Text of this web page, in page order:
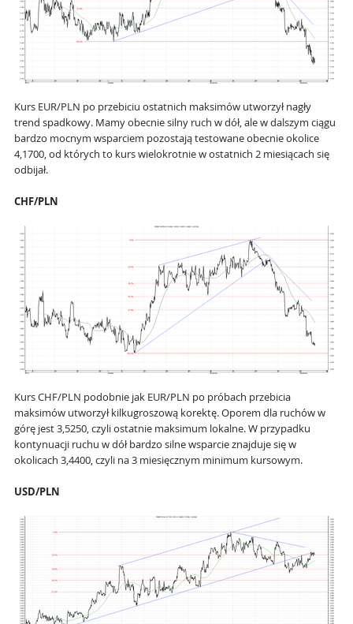
Kurs EUR/PLN po przebiciu ostatnich maksimów utworzył nagły
trend spadkowy. Mamy obecnie silny ruch w dół, ale w dalszym ciągu
bardzo mocnym wsparciem pozostają testowane obecnie okolice
4,1700, od których to kurs wielokrotnie w ostatnich 2 miesiącach się
odbijał.
CHF/PLN
Kurs CHF/PLN podobnie jak EUR/PLN po próbach przebicia
maksimów utworzył kilkugroszową korektę. Oporem dla ruchów w
górę jest 3,5250, czyli ostatnie maksimum lokalne. W przypadku
kontynuacji ruchu w dół bardzo silne wsparcie znajduje się w
okolicach 3,4400, czyli na 3 miesięcznym minimum kursowym.
USD/PLN